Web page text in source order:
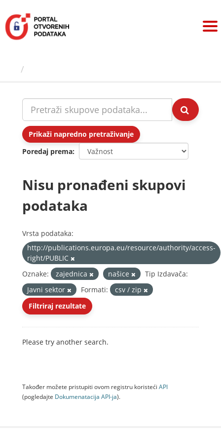
sadržaj
Prikaži napredno pretraživanje
Poredaj prema
Nisu pronađeni skupovi
podataka
Vrsta podataka:
http://publications.europa.eu/resource/authority/access-
right/PUBLIC
Oznake:
zajednica našice
Tip Izdavača:
Javni sektor
Formati:
csv / zip
Filtriraj rezultate
Please try another search.
Također možete pristupiti ovom registru koristeći API
(pogledajte Dokumenаtаcijа API-jа).